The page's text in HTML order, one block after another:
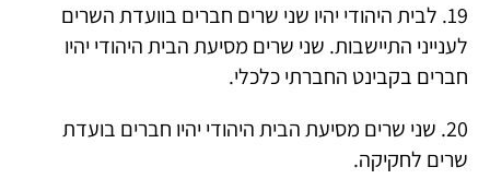
19. לבית היהודי יהיו שני שרים חברים בוועדת השרים
לענייני התיישבות. שני שרים מסיעת הבית היהודי יהיו
חברים בקבינט החברתי כלכלי.
20. שני שרים מסיעת הבית היהודי יהיו חברים בועדת
שרים לחקיקה.